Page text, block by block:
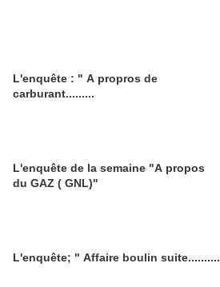
L'enquête : " A propros de
carburant.........
L'enquête de la semaine "A propos
du GAZ ( GNL)"
L'enquête; " Affaire boulin suite..........